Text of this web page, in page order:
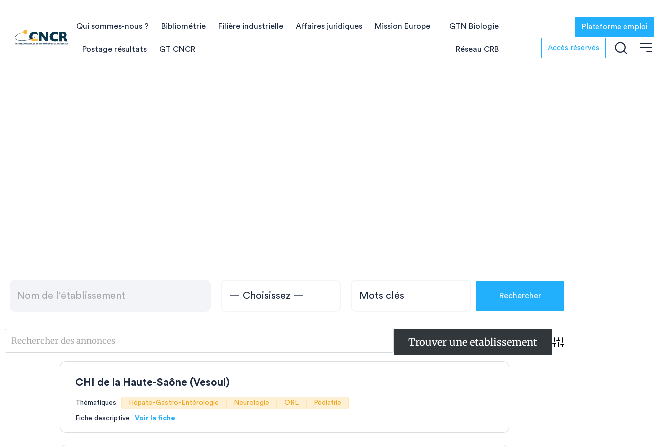
Qui sommes-nous ? Bibliométrie Filière industrielle Affaires juridiques Mission Europe
Postage résultats GT CNCR
GTN Biologie
Réseau CRB
Plateforme emploi
Accès réservés
Advanced Search
CHI de la Haute-Saône (Vesoul)
Thématiques Hépato-Gastro-Entérologie Neurologie ORL Pédiatrie
Fiche descriptive